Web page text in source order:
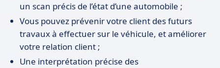
un scan précis de l’état d’une automobile ;
Vous pouvez prévenir votre client des futurs
travaux à effectuer sur le véhicule, et améliorer
votre relation client ;
Une interprétation précise des